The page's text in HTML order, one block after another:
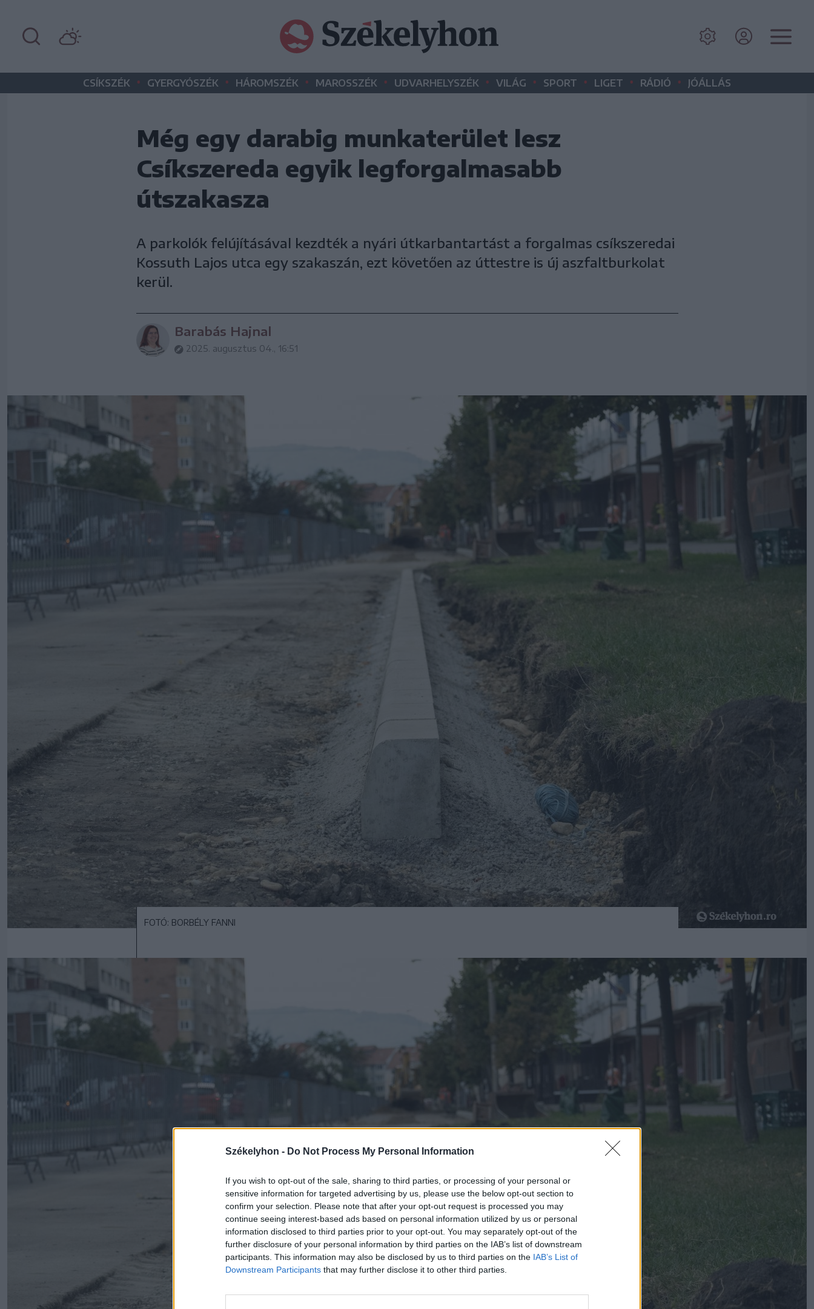
Székelyhon - Do Not Process My Personal Information
If you wish to opt-out of the sale, sharing to third parties, or processing of your personal or
sensitive information for targeted advertising by us, please use the below opt-out section to
confirm your selection. Please note that after your opt-out request is processed you may
continue seeing interest-based ads based on personal information utilized by us or personal
information disclosed to third parties prior to your opt-out. You may separately opt-out of the
further disclosure of your personal information by third parties on the IAB’s list of downstream
participants. This information may also be disclosed by us to third parties on the IAB’s List of
Downstream Participants that may further disclose it to other third parties.
CSÍKSZÉK • GYERGYÓSZÉK • HÁROMSZÉK • MAROSSZÉK • UDVARHELYSZÉK • VILÁG • SPORT • LIGET • RÁDIÓ • JÓÁLLÁS
Még egy darabig munkaterület lesz
Csíkszereda egyik legforgalmasabb
útszakasza
A parkolók felújításával kezdték a nyári útkarbantartást a forgalmas csíkszeredai
Kossuth Lajos utca egy szakaszán, ezt követően az úttestre is új aszfaltburkolat
kerül.
Barabás Hajnal
2025. augusztus 04., 16:51
FOTÓ: BORBÉLY FANNI